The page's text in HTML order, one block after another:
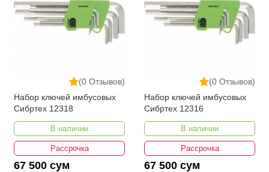
(0 Отзывов)
Набор ключей имбусовых
Сибртех 12318
В наличии
Рассрочка
67 500 сум
(0 Отзывов)
Набор ключей имбусовых
Сибртех 12316
В наличии
Рассрочка
67 500 сум